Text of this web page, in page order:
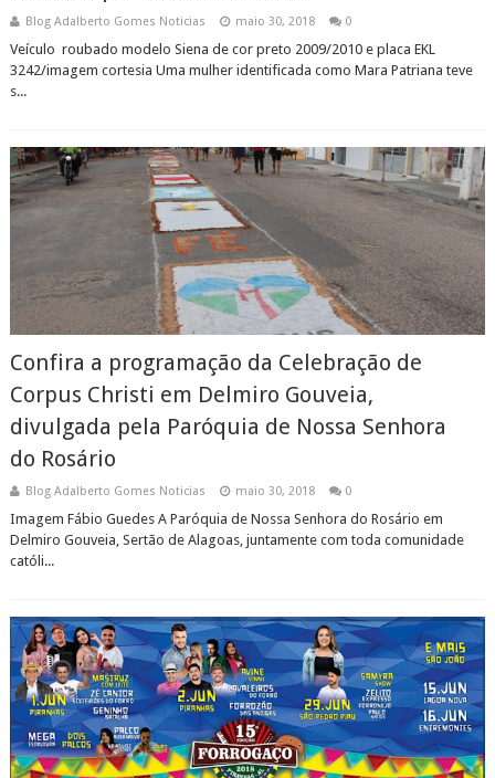
Blog Adalberto Gomes Noticias maio 30, 2018 0
Veículo roubado modelo Siena de cor preto 2009/2010 e placa EKL
3242/imagem cortesia Uma mulher identificada como Mara Patriana teve
s...
Confira a programação da Celebração de
Corpus Christi em Delmiro Gouveia,
divulgada pela Paróquia de Nossa Senhora
do Rosário
Blog Adalberto Gomes Noticias maio 30, 2018 0
Imagem Fábio Guedes A Paróquia de Nossa Senhora do Rosário em
Delmiro Gouveia, Sertão de Alagoas, juntamente com toda comunidade
católi...